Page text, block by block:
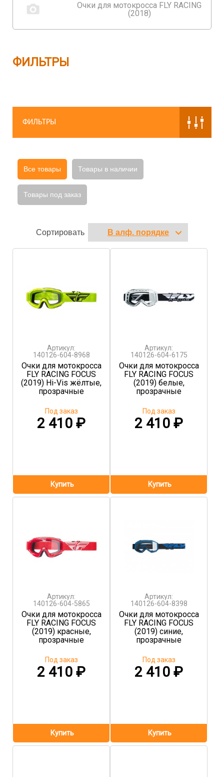
Очки для мотокросса FLY RACING
(2018)
ФИЛЬТРЫ
ФИЛЬТРЫ
Все товары Товары в наличии
Товары под заказ
Сортировать
Артикул:
140126-604-8968
Очки для мотокросса
FLY RACING FOCUS
(2019) Hi-Vis жёлтые,
прозрачные
2 410 ₽
Под заказ
Артикул:
140126-604-6175
Очки для мотокросса
FLY RACING FOCUS
(2019) белые,
прозрачные
2 410₽
Под заказ
Артикул:
140126-604-5865
Очки для мотокросса
FLY RACING FOCUS
(2019) красные,
прозрачные
2 410 ₽
Под заказ
Артикул:
140126-604-8398
Очки для мотокросса
FLY RACING FOCUS
(2019) синие,
прозрачные
2 410₽
Под заказ